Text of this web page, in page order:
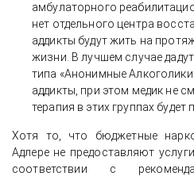
амбулаторного
нет отдельного центра
аддикты будут жить на
жизни. В лучшем случае
типа «Анонимные
аддикты, при этом медик не
терапия в этих группах будет
Хотя то, что бюджетные
Адлере не предоставляют
соответствии с